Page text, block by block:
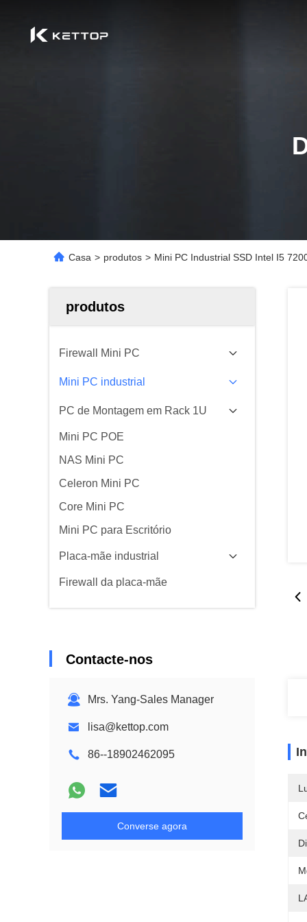
Casa > produtos > Mini PC Industrial SSD Intel I5
produtos
Firewall Mini PC
Mini PC industrial
PC de Montagem em Rack 1U
Mini PC POE
NAS Mini PC
Celeron Mini PC
Core Mini PC
Mini PC para Escritório
Placa-mãe industrial
Firewall da placa-mãe
Contacte-nos
Mrs. Yang-Sales Manager
lisa@kettop.com
86--18902462095
Converse agora